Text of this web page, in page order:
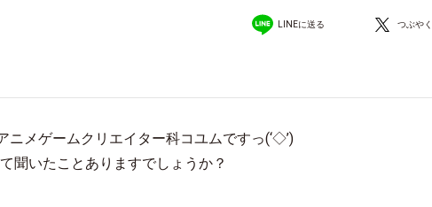
LINEに送る つぶやく
メゲームクリエイター科コユムですっ(‘◇’)ゞ
聞いたことありますでしょうか？